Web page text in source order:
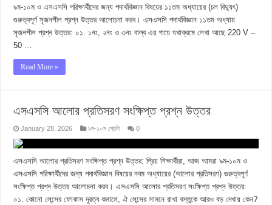
৯ম-১০ম ও এসএসসি পরিক্ষার্থীদের জন্য পদার্থবিজ্ঞান বিষয়ের ১১তম অধ্যায়ের (চল বিদ্যুৎ)
গুরুত্বপূর্ণ সৃজনশীল প্রশ্ন উত্তর আলোচনা করব। এসএসসি পদার্থবিজ্ঞান ১১তম অধ্যায়
সৃজনশীল প্রশ্ন উত্তর: ০১. ১নং, ২নং ও ৩নং বাল্ব এর গায়ে যথাক্রমে লেখা আছে 220 V –
50 …
Read More »
এসএসসি আলোর প্রতিসরণ সংক্ষিপ্ত প্রশ্ন উত্তর
January 28, 2026 ৯ম-১০ম শ্রেণি 0
এসএসসি আলোর প্রতিসরণ সংক্ষিপ্ত প্রশ্ন উত্তর: প্রিয় শিক্ষার্থীরা, আজ আমরা ৯ম-১০ম ও
এসএসসি পরিক্ষার্থীদের জন্য পদার্থবিজ্ঞান বিষয়ের নবম অধ্যায়ের (আলোর প্রতিসরণ) গুরুত্বপূর্ণ
সংক্ষিপ্ত প্রশ্ন উত্তর আলোচনা করব। এসএসসি আলোর প্রতিসরণ সংক্ষিপ্ত প্রশ্ন উত্তর:
০১. কোনো লেন্সের ফোকাস দূরত্ব কমালে, ঐ লেন্সের সামনে রাখা বস্তুকে আরও বড় দেখায় কেন?